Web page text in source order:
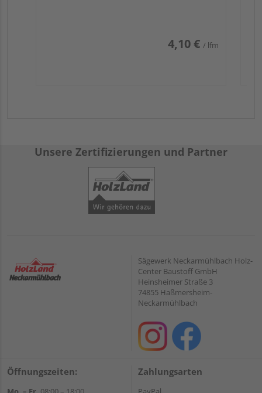
4,10 € / lfm
Unsere Zertifizierungen und Partner
Sägewerk Neckarmühlbach Holz-
Center Baustoff GmbH
Heinsheimer Straße 3
74855 Haßmersheim-
Neckarmühlbach
Öffnungszeiten: Zahlungsarten